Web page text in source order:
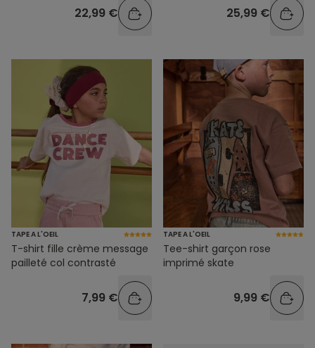
22,99 € 25,99 €
TAPE A L'OEIL
T-shirt fille crème message
pailleté col contrasté
7,99 €
TAPE A L'OEIL
Tee-shirt garçon rose
imprimé skate
9,99 €